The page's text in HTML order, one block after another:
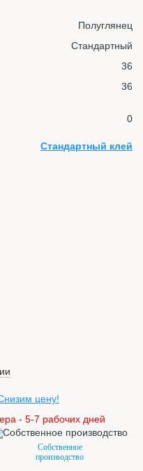
Полуглянец
Стандартный
36
36
0
Стандартный клей
цену!
- 5-7 рабочих дней
Собственное
производство